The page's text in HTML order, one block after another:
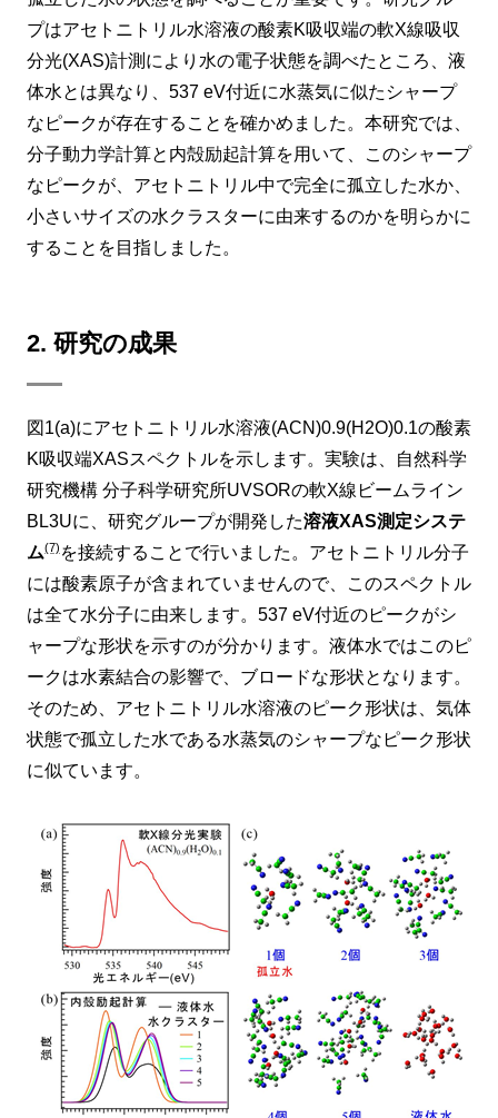
プはアセトニトリル水溶液の酸素K吸収端の軟X線吸収
分光(XAS)計測により水の電子状態を調べたところ、液
体水とは異なり、537 eV付近に水蒸気に似たシャープ
なピークが存在することを確かめました。本研究では、
分子動力学計算と内殻励起計算を用いて、このシャープ
なピークが、アセトニトリル中で完全に孤立した水か、
小さいサイズの水クラスターに由来するのかを明らかに
することを目指しました。
2. 研究の成果
図1(a)にアセトニトリル水溶液(ACN)0.9(H2O)0.1の酸素
K吸収端XASスペクトルを示します。実験は、自然科学
研究機構 分子科学研究所UVSORの軟X線ビームライン
BL3Uに、研究グループが開発した溶液XAS測定システ
ム(7) を接続することで行いました。アセトニトリル分子
には酸素原子が含まれていませんので、このスペクトル
は全て水分子に由来します。537 eV付近のピークがシ
ャープな形状を示すのが分かります。液体水ではこのピ
ークは水素結合の影響で、ブロードな形状となります。
そのため、アセトニトリル水溶液のピーク形状は、気体
状態で孤立した水である水蒸気のシャープなピーク形状
に似ています。